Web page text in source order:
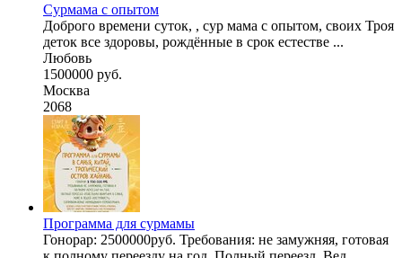
Сурмама с опытом
Доброго времени суток, , сур мама с опытом, своих Троя
деток все здоровы, рождённые в срок естестве ...
Любовь
1500000 руб.
Москва
2068
Программа для сурмамы
Гонорар: 2500000руб. Требования: не замужняя, готовая